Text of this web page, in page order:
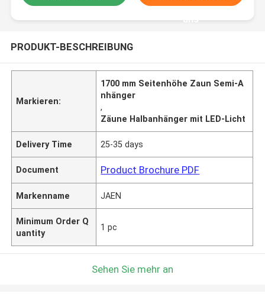
uns
PRODUKT-BESCHREIBUNG
Markieren:
1700 mm Seitenhöhe Zaun Semi-A
nhänger
,
Zäune Halbanhänger mit LED-Licht
Delivery Time 25-35 days
Document Product Brochure PDF
Markenname JAEN
Minimum Order Q
uantity
1 pc
Sehen Sie mehr an